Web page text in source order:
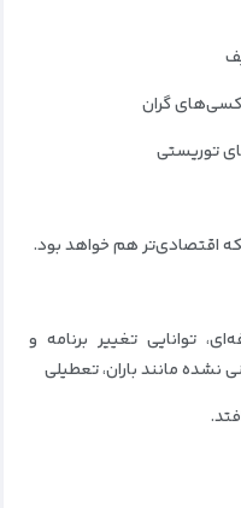
گران
توریستی
اقتصادی‌تر هم خواهد بود.
توانایی تغییر برنامه و
مانند باران، تعطیلی